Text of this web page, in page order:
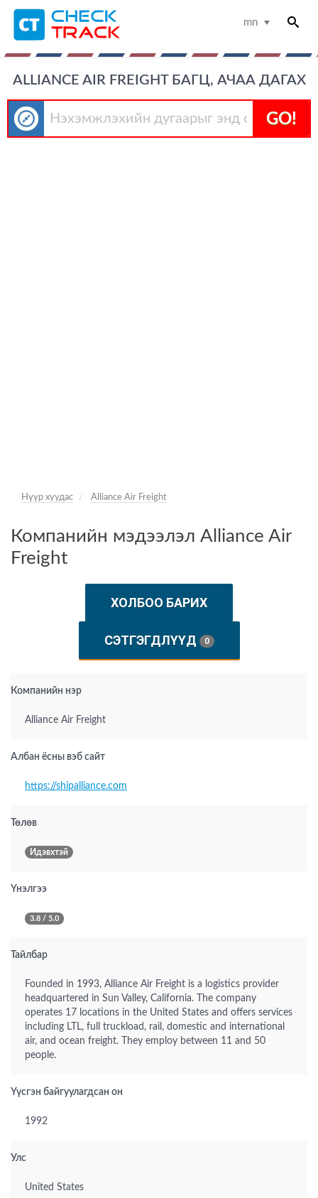
mn
ALLIANCE AIR FREIGHT БАГЦ, АЧАА ДАГАХ
GO!
Нүүр хуудас Alliance Air Freight
Компанийн мэдээлэл Alliance Air
Freight
ХОЛБОО БАРИХ
СЭТГЭГДЛҮҮД 0
Компанийн нэр
Alliance Air Freight
Албан ёсны вэб сайт
https://shipalliance.com
Төлөв
Идэвхтэй
Үнэлгээ
3.8 / 5.0
Тайлбар
Founded in 1993, Alliance Air Freight is a logistics provider
headquartered in Sun Valley, California. The company
operates 17 locations in the United States and offers services
including LTL, full truckload, rail, domestic and international
air, and ocean freight. They employ between 11 and 50
people.
Үүсгэн байгуулагдсан он
1992
Улс
United States